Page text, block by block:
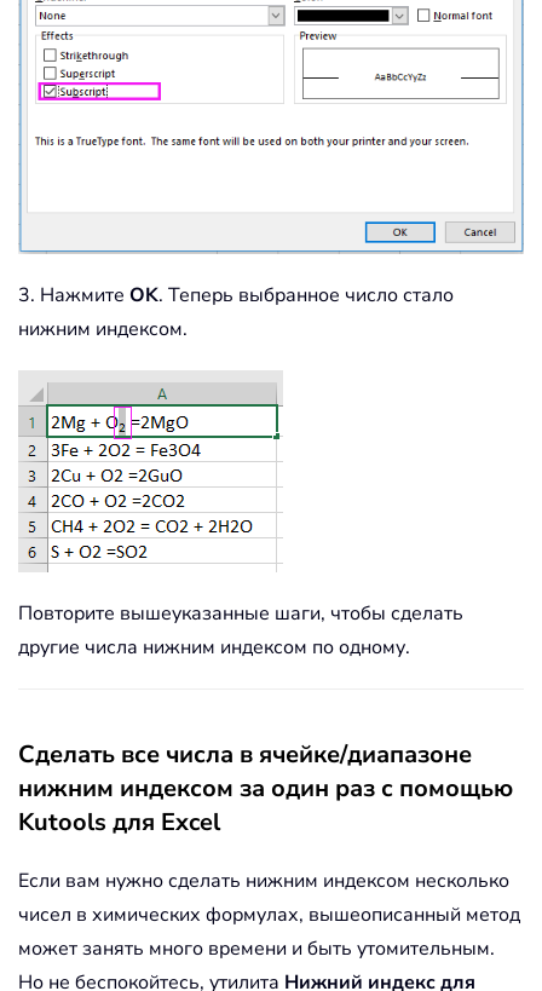
3. Нажмите OK. Теперь выбранное число стало
нижним индексом.
Повторите вышеуказанные шаги, чтобы сделать
другие числа нижним индексом по одному.
Сделать все числа в ячейке/диапазоне
нижним индексом за один раз с помощью
Kutools для Excel
Если вам нужно сделать нижним индексом несколько
чисел в химических формулах, вышеописанный метод
может занять много времени и быть утомительным.
Но не беспокойтесь, утилита Нижний индекс для